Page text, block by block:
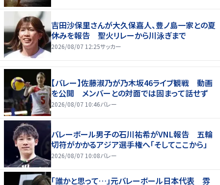
吉田沙保里さんが大久保嘉人、豊ノ島一家との夏
休みを報告 聖火リレーから川泳ぎまで
2026/08/07 12:25サッカー
【バレー】佐藤淑乃が乃木坂46ライブ観戦 動画
を公開 メンバーとの対面では固まって話せず
2026/08/07 10:46バレー
バレーボール男子の石川祐希がVNL報告 五輪
切符がかかるアジア選手権へ「そしてここから」
2026/08/07 10:08バレー
「誰かと思って…」元バレーボール日本代表 雰